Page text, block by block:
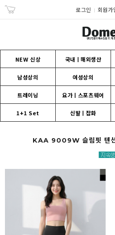
로그인 회원가
NEW 신상 국내ㅣ해외생산
남성상의 여성상의
트레이닝 요가ㅣ스포츠웨어
1+1 Set 신발ㅣ잡화
KAA 9009W 슬림핏 텐션